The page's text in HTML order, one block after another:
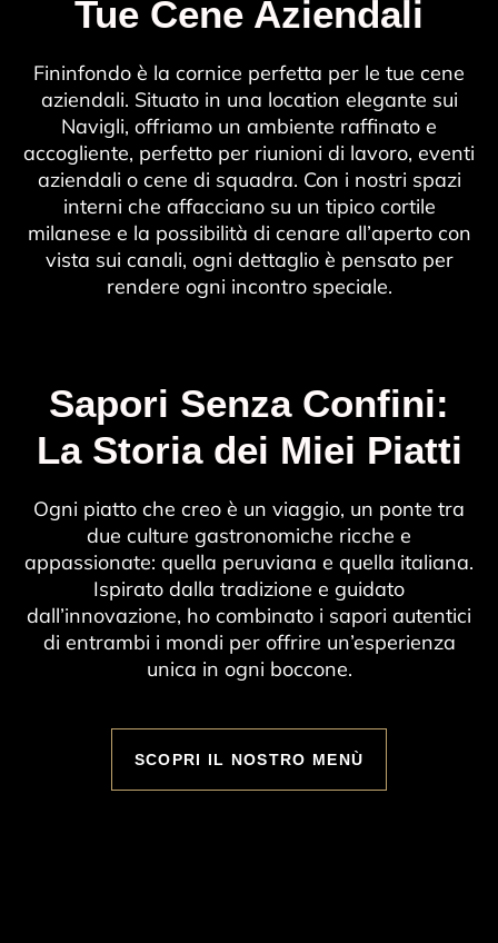
Tue Cene Aziendali
Fininfondo è la cornice perfetta per le tue cene
aziendali. Situato in una location elegante sui
Navigli, offriamo un ambiente raffinato e
accogliente, perfetto per riunioni di lavoro, eventi
aziendali o cene di squadra. Con i nostri spazi
interni che affacciano su un tipico cortile
milanese e la possibilità di cenare all’aperto con
vista sui canali, ogni dettaglio è pensato per
rendere ogni incontro speciale.
Sapori Senza Confini:
La Storia dei Miei Piatti
Ogni piatto che creo è un viaggio, un ponte tra
due culture gastronomiche ricche e
appassionate: quella peruviana e quella italiana.
Ispirato dalla tradizione e guidato
dall’innovazione, ho combinato i sapori autentici
di entrambi i mondi per offrire un’esperienza
unica in ogni boccone.
SCOPRI IL NOSTRO MENÙ